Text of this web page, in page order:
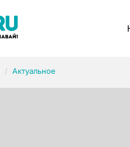
Актуальное